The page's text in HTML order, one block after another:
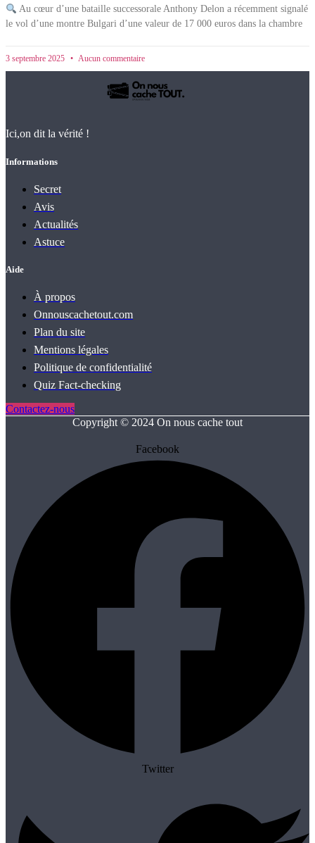
Au cœur d’une bataille successorale Anthony Delon a récemment signalé
le vol d’une montre Bulgari d’une valeur de 17 000 euros dans la chambre
3 septembre 2025 Aucun commentaire
Ici,on dit la vérité !
Informations
Secret
Avis
Actualités
Astuce
Aide
À propos
Onnouscachetout.com
Plan du site
Mentions légales
Politique de confidentialité
Quiz Fact‑checking
Contactez-nous
Copyright © 2024 On nous cache tout
Facebook
Twitter